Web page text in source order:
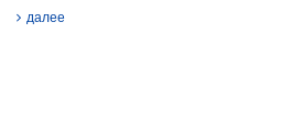
далее